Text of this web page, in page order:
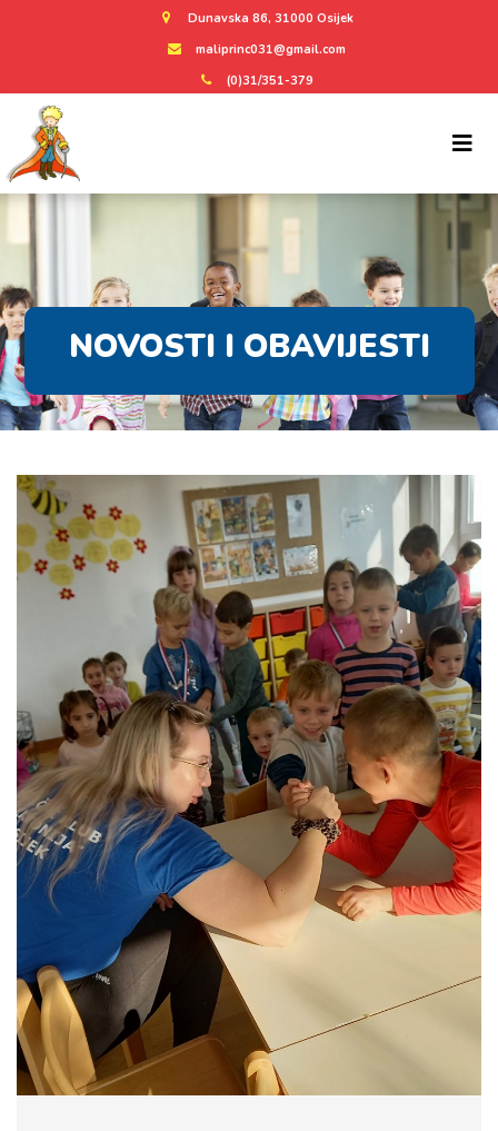
Dunavska 86, 31000 Osijek
maliprinc031@gmail.com
(0)31/351-379
NOVOSTI I OBAVIJESTI